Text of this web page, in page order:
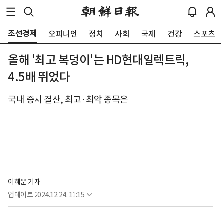
조선경제 오피니언 정치 사회 국제 건강 스포츠
올해 '최고 복덩이'는 HD현대일렉트릭,
4.5배 뛰었다
국내 증시 결산, 최고·최악 종목은
이혜운 기자
업데이트 2024.12.24. 11:15